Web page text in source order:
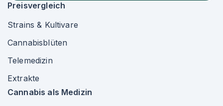
Preisvergleich
Strains & Kultivare
Cannabisblüten
Telemedizin
Extrakte
Cannabis als Medizin